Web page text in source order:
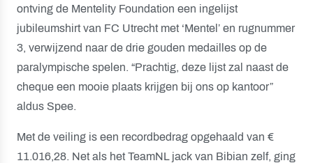
ontving de Mentelity Foundation een ingelijst
jubileumshirt van FC Utrecht met ‘Mentel’ en rugnummer
3, verwijzend naar de drie gouden medailles op de
paralympische spelen. “Prachtig, deze lijst zal naast de
cheque een mooie plaats krijgen bij ons op kantoor”
aldus Spee.
Met de veiling is een recordbedrag opgehaald van €
11.016,28. Net als het TeamNL jack van Bibian zelf, ging